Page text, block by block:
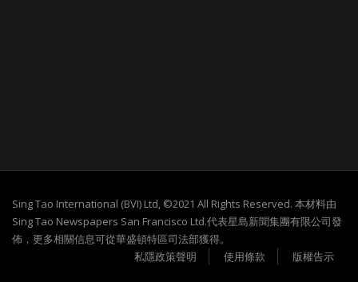
Sing Tao International (BVI) Ltd, ©2021 All Rights Reserved. 本材料由
Sing Tao Newspapers San Francisco Ltd.代表星島新聞集團有限公司發
佈，更多相關信息可從華盛頓特區司法部獲得。
私隱政策聲明
使用條款 版權告示